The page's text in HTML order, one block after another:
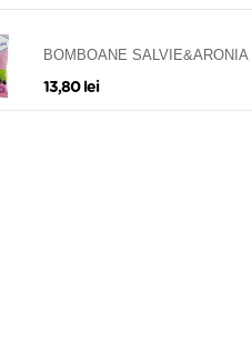
BOMBOANE SALVIE&ARONIA
13,80 lei